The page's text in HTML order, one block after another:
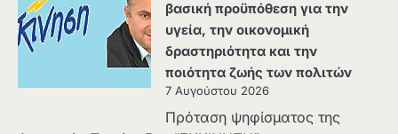
βασική προϋπόθεση για την
υγεία, την οικονομική
δραστηριότητα και την
ποιότητα ζωής των πολιτών
7 Αυγούστου 2026
Πρόταση ψηφίσματος της